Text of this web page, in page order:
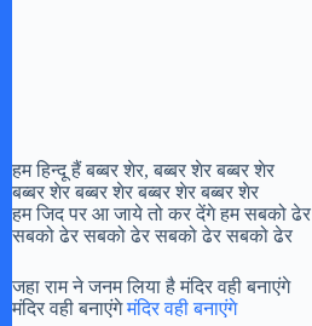
हम हिन्दू हैं बब्बर शेर, बब्बर शेर बब्बर शेर
बब्बर शेर बब्बर शेर बब्बर शेर बब्बर शेर
हम जिद पर आ जाये तो कर देंगे हम सबको ढेर
सबको ढेर सबको ढेर सबको ढेर सबको ढेर
जहा राम ने जनम लिया है मंदिर वही बनाएंगे
मंदिर वही बनाएंगेमंदिर वही बनाएंगे